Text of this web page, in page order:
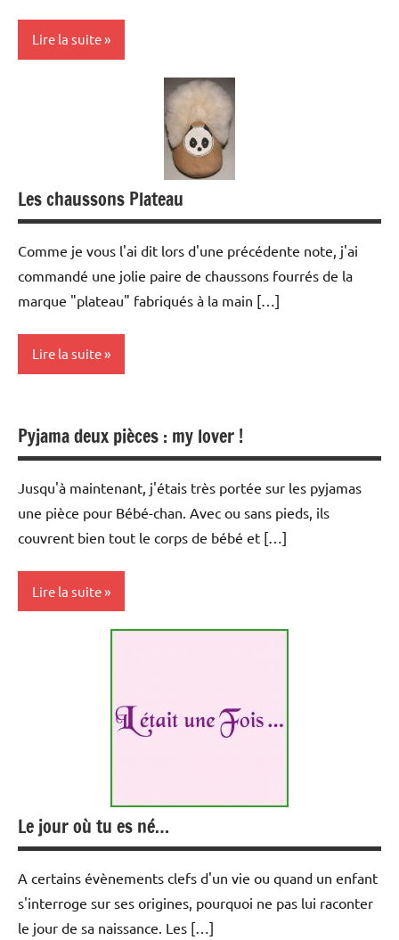
Lire la suite
Les chaussons Plateau
Comme je vous l'ai dit lors d'une précédente note, j'ai
commandé une jolie paire de chaussons fourrés de la
marque "plateau" fabriqués à la main […]
Lire la suite
Shopping
Pyjama deux pièces : my lover !
Jusqu'à maintenant, j'étais très portée sur les pyjamas
une pièce pour Bébé-chan. Avec ou sans pieds, ils
couvrent bien tout le corps de bébé et […]
Lire la suite
Le jour où tu es né…
A certains évènements clefs d'un vie ou quand un enfant
s'interroge sur ses origines, pourquoi ne pas lui raconter
le jour de sa naissance. Les […]